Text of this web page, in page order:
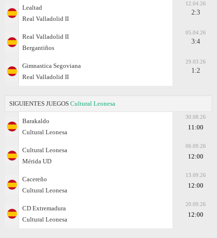
Lealtad
Real Valladolid II
12.04.26
2:3
Real Valladolid II
Bergantiños
05.04.26
3:4
Gimnastica Segoviana
Real Valladolid II
29.03.26
1:2
SIGUIENTES JUEGOS Cultural Leonesa
Barakaldo
Cultural Leonesa
30.08.26
11:00
Cultural Leonesa
Mérida UD
06.09.26
12:00
Cacereño
Cultural Leonesa
13.09.26
12:00
CD Extremadura
Cultural Leonesa
20.09.26
12:00